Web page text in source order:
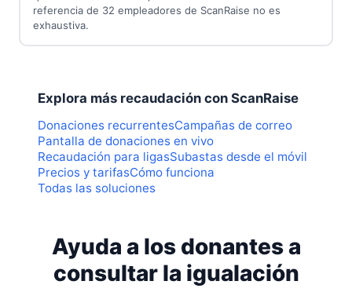
referencia de 32 empleadores de ScanRaise no es
exhaustiva.
Explora más recaudación con ScanRaise
Donaciones recurrentesCampañas de correo
Pantalla de donaciones en vivo
Recaudación para ligasSubastas desde el móvil
Precios y tarifasCómo funciona
Todas las soluciones
Ayuda a los donantes a
consultar la igualación